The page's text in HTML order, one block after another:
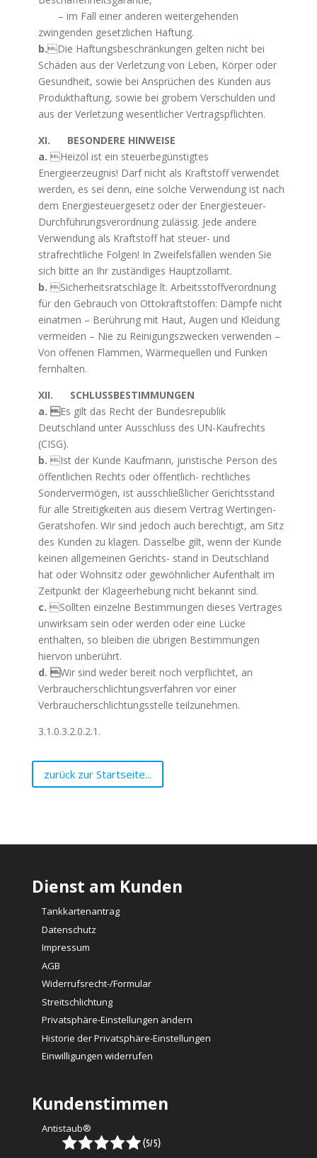
– im Fall einer anderen weitergehenden
zwingenden gesetzlichen Haftung.
b.Die Haftungsbeschränkungen gelten nicht bei
Schäden aus der Verletzung von Leben, Körper oder
Gesundheit, sowie bei Ansprüchen des Kunden aus
Produkthaftung, sowie bei grobem Verschulden und
aus der Verletzung wesentlicher Vertragspflichten.
XI. BESONDERE HINWEISE
a. Heizöl ist ein steuerbegünstigtes
Energieerzeugnis! Darf nicht als Kraftstoff verwendet
werden, es sei denn, eine solche Verwendung ist nach
dem Energiesteuergesetz oder der Energiesteuer-
Durchführungsverordnung zulässig. Jede andere
Verwendung als Kraftstoff hat steuer- und
strafrechtliche Folgen! In Zweifelsfällen wenden Sie
sich bitte an Ihr zuständiges Hauptzollamt.
b. Sicherheitsratschläge lt. Arbeitsstoffverordnung
für den Gebrauch von Ottokraftstoffen: Dämpfe nicht
einatmen – Berührung mit Haut, Augen und Kleidung
vermeiden – Nie zu Reinigungszwecken verwenden –
Von offenen Flammen, Wärmequellen und Funken
fernhalten.
XII. SCHLUSSBESTIMMUNGEN
a. Es gilt das Recht der Bundesrepublik
Deutschland unter Ausschluss des UN-Kaufrechts
(CISG).
b. Ist der Kunde Kaufmann, juristische Person des
öffentlichen Rechts oder öffentlich- rechtliches
Sondervermögen, ist ausschließlicher Gerichtsstand
für alle Streitigkeiten aus diesem Vertrag Wertingen-
Geratshofen. Wir sind jedoch auch berechtigt, am Sitz
des Kunden zu klagen. Dasselbe gilt, wenn der Kunde
keinen allgemeinen Gerichts- stand in Deutschland
hat oder Wohnsitz oder gewöhnlicher Aufenthalt im
Zeitpunkt der Klageerhebung nicht bekannt sind.
c. Sollten einzelne Bestimmungen dieses Vertrages
unwirksam sein oder werden oder eine Lücke
enthalten, so bleiben die übrigen Bestimmungen
hiervon unberührt.
d. Wir sind weder bereit noch verpflichtet, an
Verbraucherschlichtungsverfahren vor einer
Verbraucherschlichtungsstelle teilzunehmen.
3.1.0.3.2.0.2.1.
zurück zur Startseite...
Dienst am Kunden
Tankkartenantrag
Datenschutz
Impressum
AGB
Widerrufsrecht-/Formular
Streitschlichtung
Privatsphäre-Einstellungen ändern
Historie der Privatsphäre-Einstellungen
Einwilligungen widerrufen
Kundenstimmen
Antistaub®